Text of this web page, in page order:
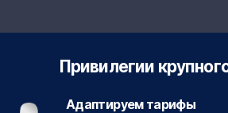
Привилегии
Адаптируем тарифы